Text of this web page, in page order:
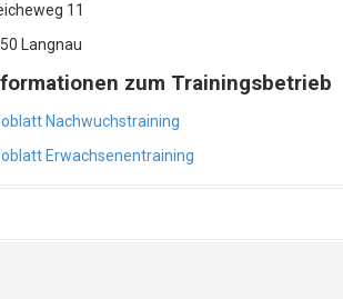
11
Langnau
zum Trainingsbetrieb
Nachwuchstraining
Erwachsenentraining